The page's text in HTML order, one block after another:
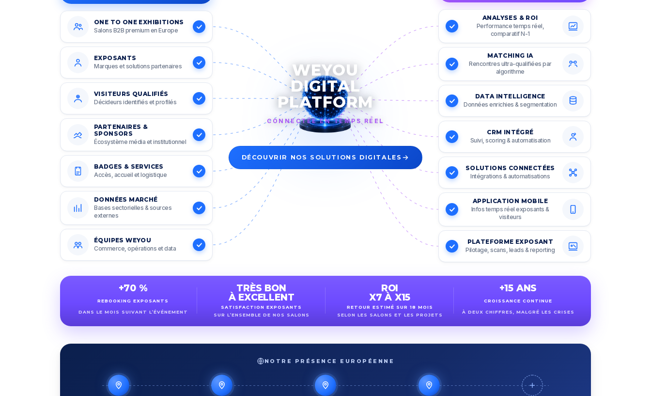
ONE TO ONE EXHIBITIONS
Salons B2B premium en Europe
EXPOSANTS
Marques et solutions partenaires
VISITEURS QUALIFIÉS
Décideurs identifiés et profilés
PARTENAIRES &
SPONSORS
Écosystème média et institutionnel
BADGES & SERVICES
Accès, accueil et logistique
DONNÉES MARCHÉ
Bases sectorielles & sources
externes
ÉQUIPES WEYOU
Commerce, opérations et data
WEYOU
DIGITAL
PLATFORM
CONNECTÉE EN TEMPS RÉEL
DÉCOUVRIR NOS SOLUTIONS DIGITALES
ANALYSES & ROI
Performance temps réel,
comparatif N-1
MATCHING IA
Rencontres ultra-qualifiées par
algorithme
DATA INTELLIGENCE
Données enrichies & segmentation
CRM INTÉGRÉ
Suivi, scoring & automatisation
SOLUTIONS CONNECTÉES
Intégrations & automatisations
APPLICATION MOBILE
Infos temps réel exposants &
visiteurs
PLATEFORME EXPOSANT
Pilotage, scans, leads & reporting
+70 %
REBOOKING EXPOSANTS
DANS LE MOIS SUIVANT L’ÉVÉNEMENT
TRÈS BON
À EXCELLENT
SATISFACTION EXPOSANTS
SUR L’ENSEMBLE DE NOS SALONS
ROI
X7 À X15
RETOUR ESTIMÉ SUR 18 MOIS
SELON LES SALONS ET LES PROJETS
+15 ANS
CROISSANCE CONTINUE
À DEUX CHIFFRES, MALGRÉ LES CRISES
NOTRE PRÉSENCE EUROPÉENNE